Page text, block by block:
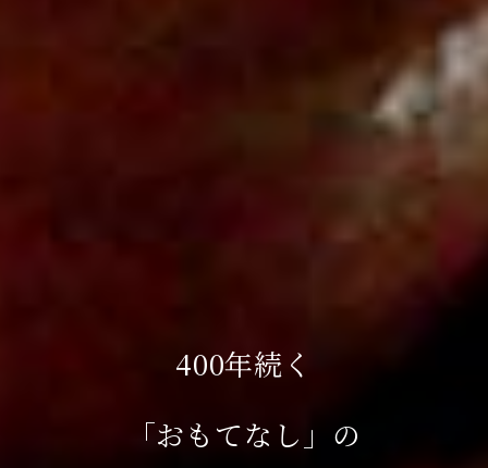
400年続く
「おもてなし」の